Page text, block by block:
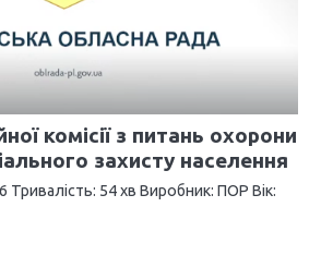
комісії з питань охорони
захисту населення
Тривалість: 54 хв Виробник: ПОР Вік: